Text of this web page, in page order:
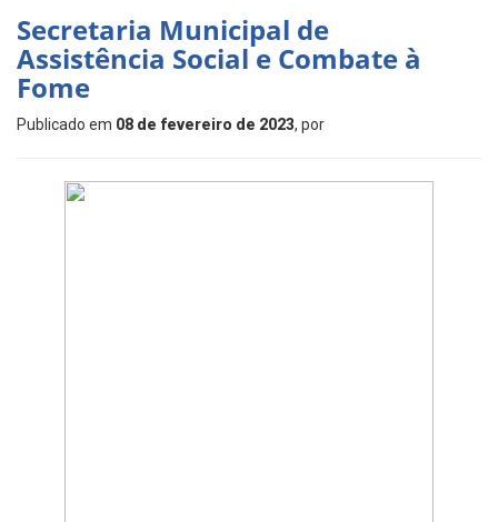
Secretaria Municipal de
Assistência Social e Combate à
Fome
Publicado em 08 de fevereiro de 2023, por